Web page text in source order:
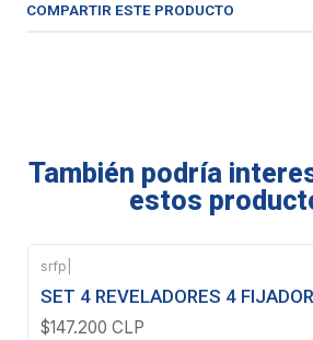
COMPARTIR ESTE PRODUCTO
También podría
estos
Agotado
srfp
SET 4 REVELADORES 4
$147.200 CLP